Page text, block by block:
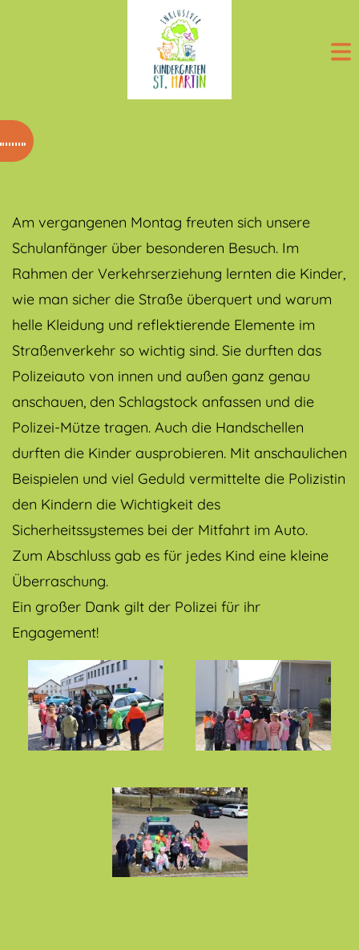
Am vergangenen Montag freuten sich unsere
Schulanfänger über besonderen Besuch. Im
Rahmen der Verkehrserziehung lernten die Kinder,
wie man sicher die Straße überquert und warum
helle Kleidung und reflektierende Elemente im
Straßenverkehr so wichtig sind. Sie durften das
Polizeiauto von innen und außen ganz genau
anschauen, den Schlagstock anfassen und die
Polizei-Mütze tragen. Auch die Handschellen
durften die Kinder ausprobieren. Mit anschaulichen
Beispielen und viel Geduld vermittelte die Polizistin
den Kindern die Wichtigkeit des
Sicherheitssystemes bei der Mitfahrt im Auto.
Zum Abschluss gab es für jedes Kind eine kleine
Überraschung.
Ein großer Dank gilt der Polizei für ihr
Engagement!